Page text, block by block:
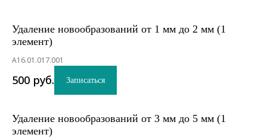
Удаление новообразований от 1 мм до 2 мм (1
элемент)
A16.01.017.001
500 руб. Записаться
Удаление новообразований от 3 мм до 5 мм (1
элемент)